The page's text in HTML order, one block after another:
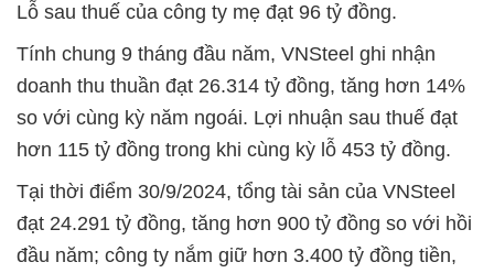
Lỗ sau thuế của công ty mẹ đạt 96 tỷ đồng.
Tính chung 9 tháng đầu năm, VNSteel ghi nhận
doanh thu thuần đạt 26.314 tỷ đồng, tăng hơn 14%
so với cùng kỳ năm ngoái. Lợi nhuận sau thuế đạt
hơn 115 tỷ đồng trong khi cùng kỳ lỗ 453 tỷ đồng.
Tại thời điểm 30/9/2024, tổng tài sản của VNSteel
đạt 24.291 tỷ đồng, tăng hơn 900 tỷ đồng so với hồi
đầu năm; công ty nắm giữ hơn 3.400 tỷ đồng tiền,